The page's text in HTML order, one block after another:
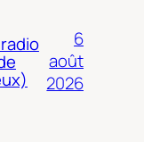
6
août
2026